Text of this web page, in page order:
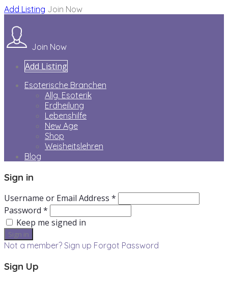
Add Listing Join Now
Join Now
Add Listing
Esoterische Branchen
Allg. Esoterik
Erdheilung
Lebenshilfe
New Age
Shop
Weisheitslehren
Blog
Sign in
Username or Email Address *
Password *
Keep me signed in
Not a member? Sign up Forgot Password
Sign Up